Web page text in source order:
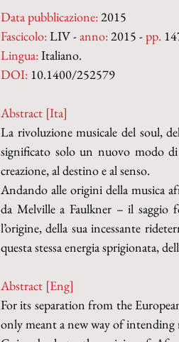
Data pubblicazione: 2015
Fascicolo: LIV - anno: 2015 - pp.
Lingua: Italiano.
DOI: 10.1400/252579
Abstract [Ita]
La rivoluzione musicale del soul,
significato solo un nuovo modo
creazione, al destino e al senso.
Andando alle origini della musica
da Melville a Faulkner – il saggio
l’origine, della sua incessante
questa stessa energia sprigionata,
Abstract [Eng]
For its separation from the
only meant a new way of intending